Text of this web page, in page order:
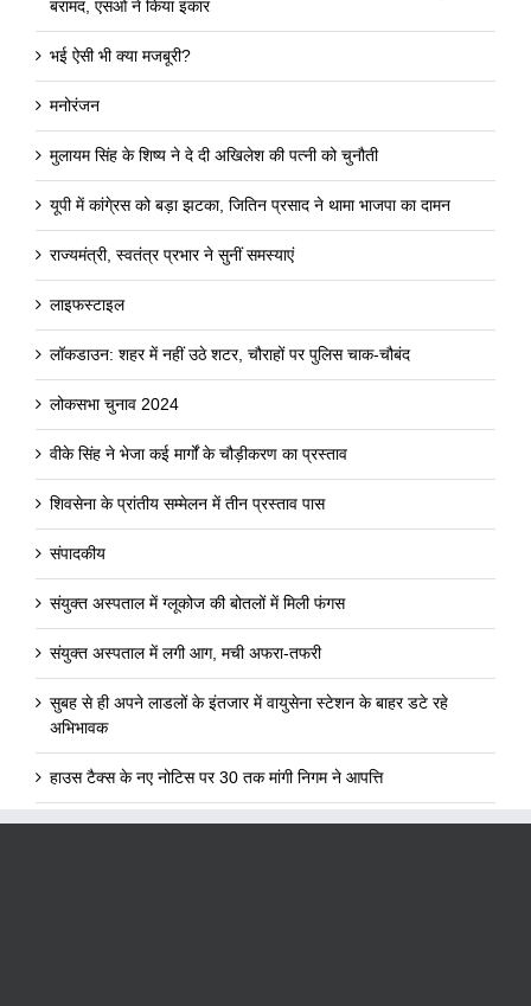
बरामद, एसओ ने किया इंकार
भई ऐसी भी क्या मजबूरी?
मनोरंजन
मुलायम सिंह के शिष्य ने दे दी अखिलेश की पत्नी को चुनौती
यूपी में कांगे्रस को बड़ा झटका, जितिन प्रसाद ने थामा भाजपा का दामन
राज्यमंत्री, स्वतंत्र प्रभार ने सुनीं समस्याएं
लाइफस्टाइल
लॉकडाउन: शहर में नहीं उठे शटर, चौराहों पर पुलिस चाक-चौबंद
लोकसभा चुनाव 2024
वीके सिंह ने भेजा कई मार्गों के चौड़ीकरण का प्रस्ताव
शिवसेना के प्रांतीय सम्मेलन में तीन प्रस्ताव पास
संपादकीय
संयुक्त अस्पताल में ग्लूकोज की बोतलों में मिली फंगस
संयुक्त अस्पताल में लगी आग, मची अफरा-तफरी
सुबह से ही अपने लाडलों के इंतजार में वायुसेना स्टेशन के बाहर डटे रहे
अभिभावक
हाउस टैक्स के नए नोटिस पर 30 तक मांगी निगम ने आपत्ति